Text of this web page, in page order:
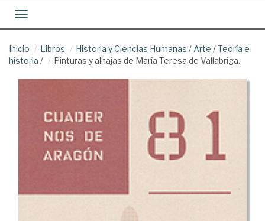
Toggle navigation
Inicio Libros Historia y Ciencias Humanas / Arte /Teoría e
historia / Pinturas y alhajas de María Teresa de Vallabriga.